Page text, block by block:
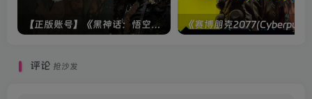
【正版账号】《黑神话：悟空(BLACK MYTH WU KONG)》
评论 抢沙发